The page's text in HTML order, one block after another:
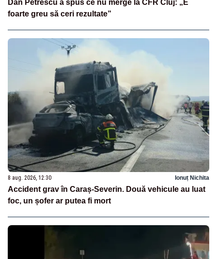
Dan Petrescu a spus ce nu merge la CFR Cluj: „E
foarte greu să ceri rezultate”
8 aug. 2026, 12:30 Ionuț Nichita
Accident grav în Caraș-Severin. Două vehicule au luat
foc, un șofer ar putea fi mort